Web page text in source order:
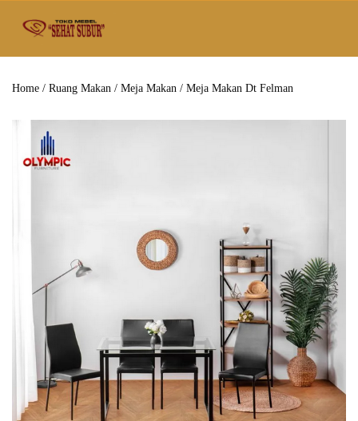
Home / Ruang Makan / Meja Makan / Meja Makan Dt Felman